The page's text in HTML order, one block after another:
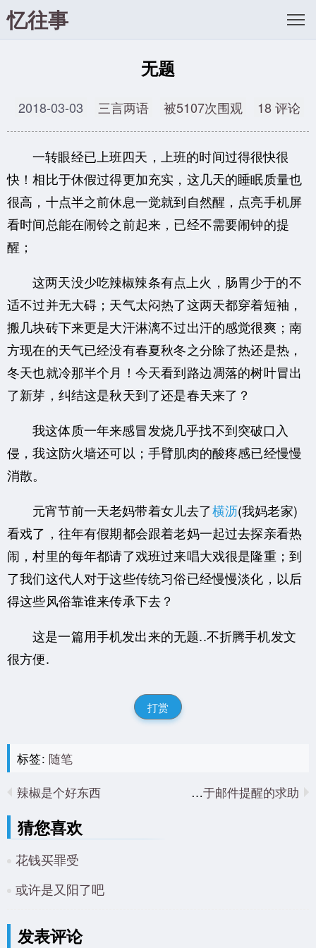
忆往事
无题
2018-03-03 三言两语 被5107次围观 18 评论
一转眼经已上班四天，上班的时间过得很快很
快！相比于休假过得更加充实，这几天的睡眠质量也
很高，十点半之前休息一觉就到自然醒，点亮手机屏
看时间总能在闹铃之前起来，已经不需要闹钟的提
醒；
这两天没少吃辣椒辣条有点上火，肠胃少于的不
适不过并无大碍；天气太闷热了这两天都穿着短袖，
搬几块砖下来更是大汗淋漓不过出汗的感觉很爽；南
方现在的天气已经没有春夏秋冬之分除了热还是热，
冬天也就冷那半个月！今天看到路边凋落的树叶冒出
了新芽，纠结这是秋天到了还是春天来了？
我这体质一年来感冒发烧几乎找不到突破口入
侵，我这防火墙还可以；手臂肌肉的酸疼感已经慢慢
消散。
元宵节前一天老妈带着女儿去了横沥(我妈老家)
看戏了，往年有假期都会跟着老妈一起过去探亲看热
闹，村里的每年都请了戏班过来唱大戏很是隆重；到
了我们这代人对于这些传统习俗已经慢慢淡化，以后
得这些风俗靠谁来传承下去？
这是一篇用手机发出来的无题..不折腾手机发文
很方便.
打赏
标签: 随笔
辣椒是个好东西
关于邮件提醒的求助..
猜您喜欢
花钱买罪受
或许是又阳了吧
发表评论